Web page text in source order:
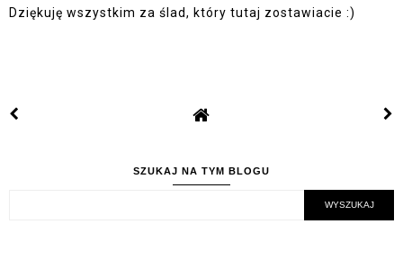
Dziękuję wszystkim za ślad, który tutaj zostawiacie :)
SZUKAJ NA TYM BLOGU